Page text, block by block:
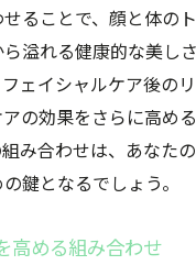
ることで、顔と体の
溢れる健康的な美し
ェイシャルケア後の
の効果をさらに高め
み合わせは、あなた
鍵となるでしょう。
高める組み合わせ